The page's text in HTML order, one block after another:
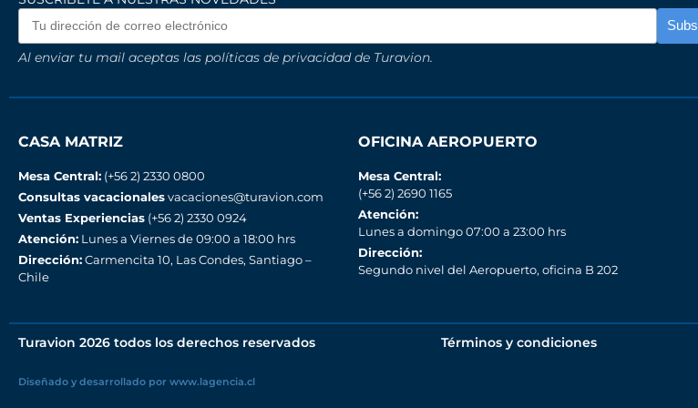
Al enviar tu mail aceptas las políticas de privacidad de Turavion.
CASA MATRIZ
Mesa Central: (+56 2) 2330 0800
Consultas vacacionalesvacaciones@turavion.com
Ventas Experiencias (+56 2) 2330 0924
Atención: Lunes a Viernes de 09:00 a 18:00 hrs
Dirección:Carmencita 10, Las Condes, Santiago –
Chile
OFICINA AEROPUERTO
Mesa Central:
(+56 2) 2690 1165
Atención:
Lunes a domingo 07:00 a 23:00 hrs
Dirección:
Segundo nivel del Aeropuerto, oficina B 202
Turavion 2026 todos los derechos reservados Términos y condiciones
Diseñado y desarrollado por www.lagencia.cl